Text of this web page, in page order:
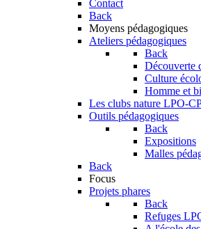
Contact
Back
Moyens pédagogiques
Ateliers pédagogiques
Back
Découverte
Culture
Homme et
Les clubs nature LPO-
Outils pédagogiques
Back
Expositions
Malles
Back
Focus
Projets phares
Back
Refuges